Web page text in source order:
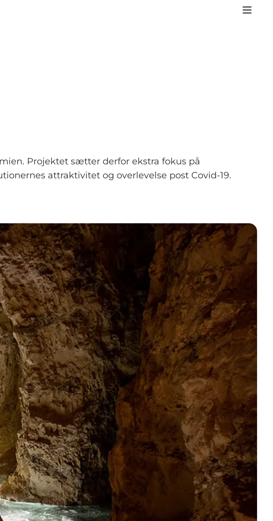
Projektet sætter derfor ekstra fokus på
attraktivitet og overlevelse post Covid-19.